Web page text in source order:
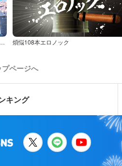
Renta!BL高校 前も後ろも卒業式～童貞・処女からの卒業アルバム～ 煩悩108本エロノック
プページへ
キング